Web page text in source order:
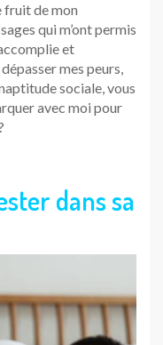
fruit de mon
qui m’ont permis
et
mes peurs,
sociale, vous
avec moi pour
dans sa